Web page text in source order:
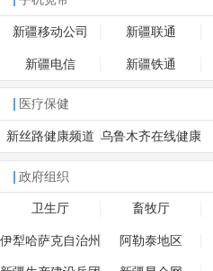
新疆移动公司 新疆联通
新疆电信 新疆铁通
医疗保健
新丝路健康频道 乌鲁木齐在线健康
政府组织
卫生厅 畜牧厅
伊犁哈萨克自治州 阿勒泰地区